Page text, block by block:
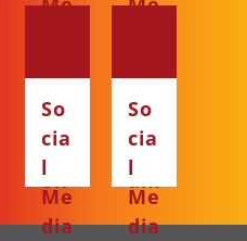
ce
bo
ok
ta
gr
am
So
cia
l
Me
dia
So
cia
l
Me
dia